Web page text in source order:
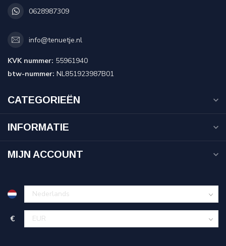
0628987309
info@tenuetje.nl
KVK nummer: 55961940
btw-nummer: NL851923987B01
CATEGORIEËN
INFORMATIE
MIJN ACCOUNT
€